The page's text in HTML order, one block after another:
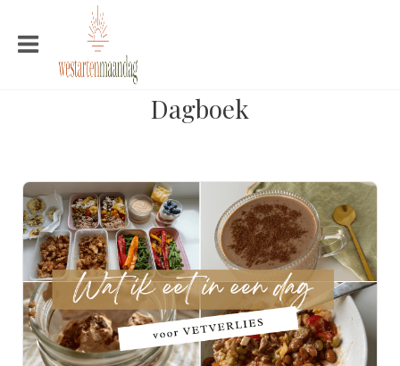
Dagboek